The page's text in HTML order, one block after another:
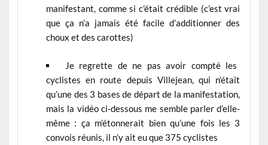
manifestant, comme si c’était crédible (c’est vrai
que ça n’a jamais été facile d’additionner des
choux et des carottes)
Je regrette de ne pas avoir compté les
cyclistes en route depuis Villejean, qui n’était
qu’une des 3 bases de départ de la manifestation,
mais la vidéo ci-dessous me semble parler d’elle-
même : ça m’étonnerait bien qu’une fois les 3
convois réunis, il n’y ait eu que 375 cyclistes